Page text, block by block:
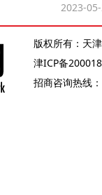
2023-
版权所有：天
津ICP备
招商咨询热线：